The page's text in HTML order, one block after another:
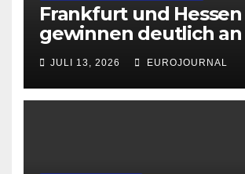
Frankfurt und Hessen
gewinnen deutlich an
Attraktivität für
Gründungen
JULI 13, 2026 EUROJOURNAL